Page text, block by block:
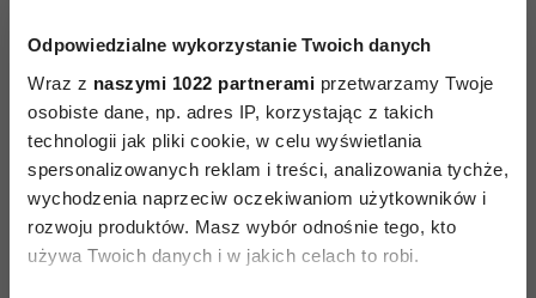
Odpowiedzialne wykorzystanie Twoich danych
Wraz z naszymi 1022 partnerami przetwarzamy Twoje
osobiste dane, np. adres IP, korzystając z takich
technologii jak pliki cookie, w celu wyświetlania
spersonalizowanych reklam i treści, analizowania tychże,
wychodzenia naprzeciw oczekiwaniom użytkowników i
rozwoju produktów. Masz wybór odnośnie tego, kto
używa Twoich danych i w jakich celach to robi.